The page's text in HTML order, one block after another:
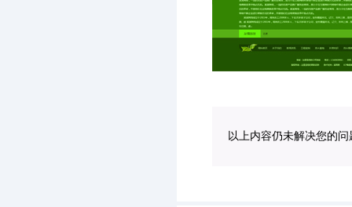
以上内容仍未解决您的问